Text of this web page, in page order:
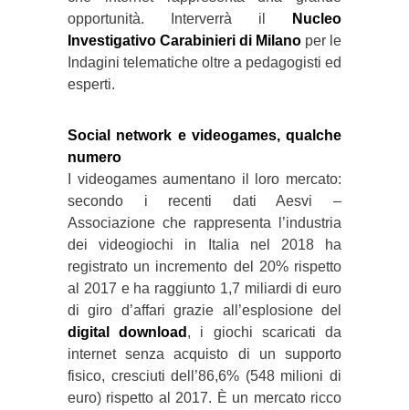
opportunità. Interverrà il
Nucleo
Investigativo Carabinieri di Milano per le
Indagini telematiche oltre a pedagogisti ed
esperti.
Social network e videogames, qualche
numero
I videogames aumentano il loro mercato:
secondo i recenti dati Aesvi –
Associazione che rappresenta l’industria
dei videogiochi in Italia nel 2018 ha
registrato un incremento del 20% rispetto
al 2017 e ha raggiunto 1,7 miliardi di euro
di giro d’affari grazie all’esplosione del
digital download , i giochi scaricati da
internet senza acquisto di un supporto
fisico, cresciuti dell’86,6% (548 milioni di
euro) rispetto al 2017. È un mercato ricco